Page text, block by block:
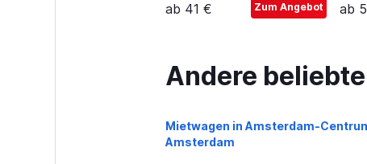
ab 41 €
Zum Angebot
ab
Andere
Mietwagen in Amsterdam-
Amsterdam